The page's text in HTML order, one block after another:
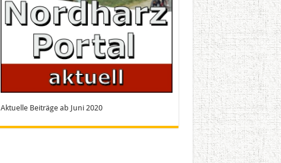
Aktuelle Beiträge ab Juni 2020